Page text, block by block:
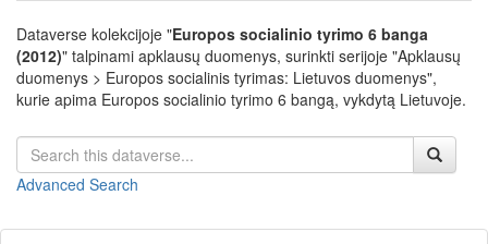
Dataverse kolekcijoje "Europos socialinio tyrimo 6 banga
(2012)" talpinami apklausų duomenys, surinkti serijoje "Apklausų
duomenys > Europos socialinis tyrimas: Lietuvos duomenys",
kurie apima Europos socialinio tyrimo 6 bangą, vykdytą Lietuvoje.
Advanced Search